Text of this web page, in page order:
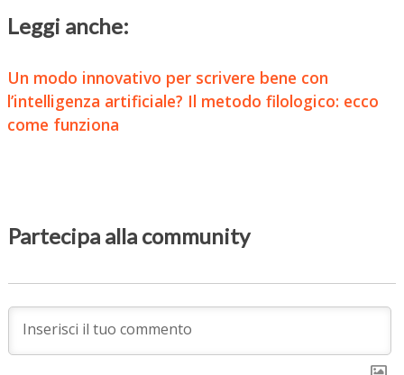
Leggi anche:
Un modo innovativo per scrivere bene con
l’intelligenza artificiale? Il metodo filologico: ecco
come funziona
Partecipa alla community